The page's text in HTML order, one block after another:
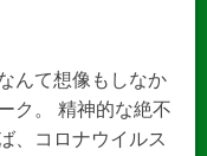
んて想像もしなか
ク。 精神的な絶不
、コロナウイルス